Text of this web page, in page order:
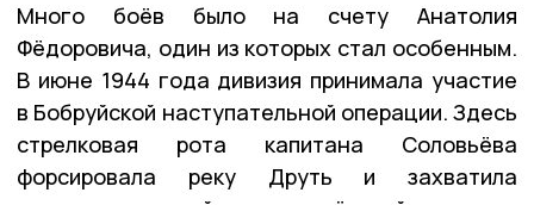
Много боёв было на счету Анатолия
Фёдоровича, один из которых стал особенным.
В июне 1944 года дивизия принимала участие
в Бобруйской наступательной операции. Здесь
стрелковая рота капитана Соловьёва
форсировала реку Друть и захватила